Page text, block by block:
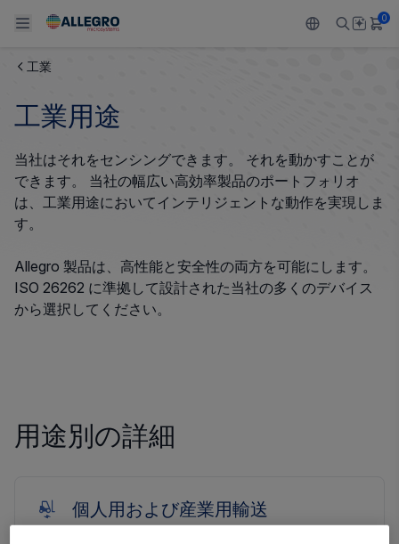
Back To Main Menu
製品
センサー
レギュレート
ドライブ
Back To Main Menu
用途
自動車
工業
コンシューマー
Technologies
Back To Main Menu
設計サポート
設計と開発
パッケージング
品質基準および環境保証について
ソフトウェア ポータル
Back To Main Menu
技術リソース
Resource Center
Back To Main Menu
ALLEGRO について
私たちの会社
キャリア
企業責任
Growth and Inclusion
0
工業
工業用途
当社はそれをセンシングできます。 それを動かすことが
できます。 当社の幅広い高効率製品のポートフォリオ
は、工業用途においてインテリジェントな動作を実現しま
す。
Allegro 製品は、高性能と安全性の両方を可能にします。
ISO 26262 に準拠して設計された当社の多くのデバイス
から選択してください。
用途別の詳細
個人用および産業用輸送